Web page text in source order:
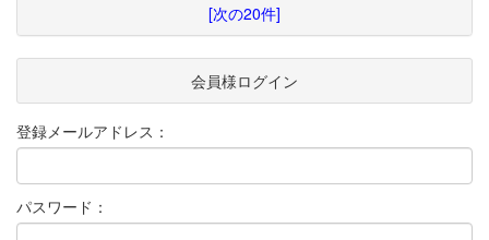
[次の20件]
会員様ログイン
登録メールアドレス：
パスワード：